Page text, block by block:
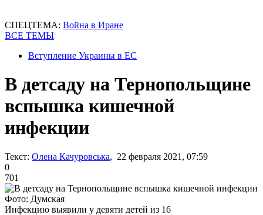
СПЕЦТЕМА: Война в Иране
ВСЕ ТЕМЫ
Вступление Украины в ЕС
В детсаду на Тернопольщине
вспышка кишечной
инфекции
Текст: Олена Качуровська, 22 февраля 2021, 07:59
0
701
Фото: Думская
Инфекцию выявили у девяти детей из 16